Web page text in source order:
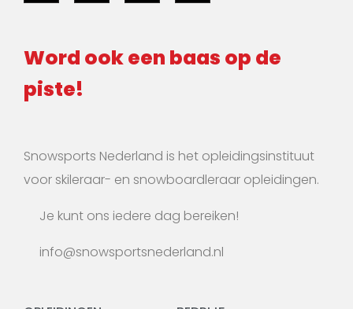
Word ook een baas op de
piste!
Snowsports Nederland is het opleidingsinstituut
voor skileraar- en snowboardleraar opleidingen.
Je kunt ons iedere dag bereiken!
info@snowsportsnederland.nl